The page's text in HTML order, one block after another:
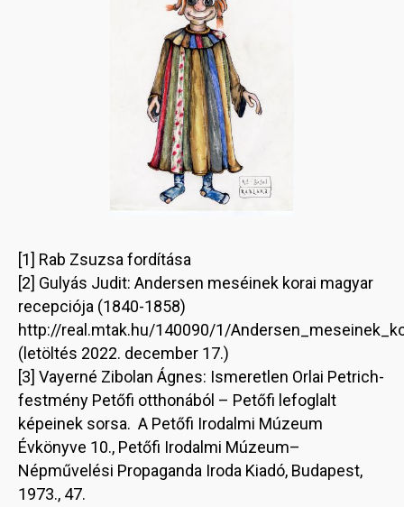
[1] Rab Zsuzsa fordítása
[2] Gulyás Judit: Andersen meséinek korai magyar
recepciója (1840-1858)
http://real.mtak.hu/140090/1/
(letöltés 2022. december 17.)
[3] Vayerné Zibolan Ágnes: Ismeretlen Orlai Petrich-
festmény Petőfi otthonából – Petőfi lefoglalt
képeinek sorsa. A Petőfi Irodalmi Múzeum
Évkönyve 10., Petőfi Irodalmi Múzeum–
Népművelési Propaganda Iroda Kiadó, Budapest,
1973., 47.